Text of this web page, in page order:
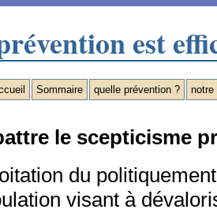
est
Sommaire quelle prévention ? notre
le scepticisme
du
visant à